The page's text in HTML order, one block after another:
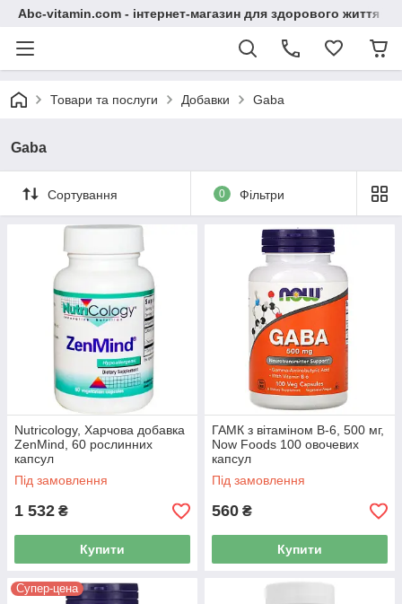
Abc-vitamin.com - інтернет-магазин для здорового життя
Товари та послуги Добавки Gaba
Gaba
Сортування 0 Фільтри
Nutricology, Харчова добавка
ZenMind, 60 рослинних
капсул
Під замовлення
1 532 ₴
Купити
ГАМК з вітаміном B-6, 500 мг,
Now Foods 100 овочевих
капсул
Під замовлення
560 ₴
Купити
Супер-цена